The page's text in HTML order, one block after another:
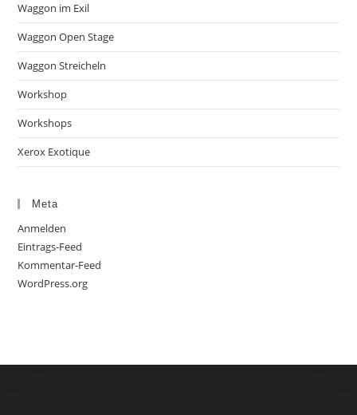
Waggon im Exil
Waggon Open Stage
Waggon Streicheln
Workshop
Workshops
Xerox Exotique
Meta
Anmelden
Eintrags-Feed
Kommentar-Feed
WordPress.org